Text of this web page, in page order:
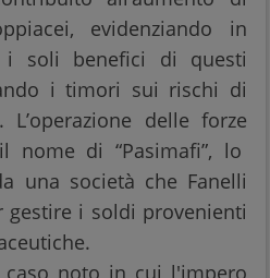
evidenziando in
i soli benefici di questi
i timori sui rischi di
L’operazione delle forze
nome di “Pasimafi”, lo
una società che Fanelli
gestire i soldi provenienti